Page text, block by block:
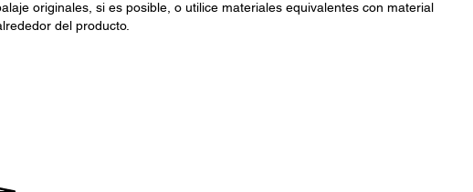
originales, si es posible, o utilice materiales equivalentes con material
del producto.